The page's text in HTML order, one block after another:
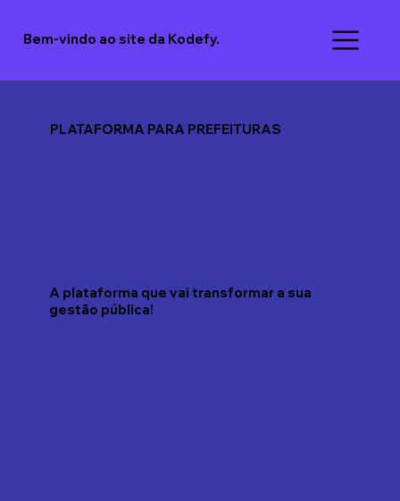
Bem-vindo ao site da Kodefy.
PLATAFORMA PARA PREFEITURAS
A plataforma que vai transformar a sua
gestão pública!